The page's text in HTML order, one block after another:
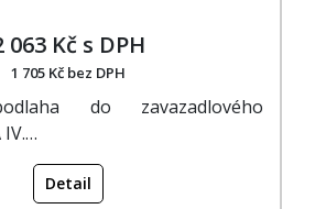
063 Kč s DPH
1 705 Kč bez DPH
do zavazadlového
Detail